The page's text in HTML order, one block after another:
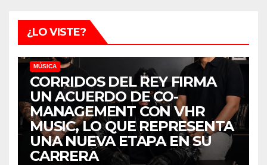
¿LO VISTE?
MÚSICA
CORRIDOS DEL REY FIRMA
UN ACUERDO DE CO-
MANAGEMENT CON VHR
MUSIC, LO QUE REPRESENTA
UNA NUEVA ETAPA EN SU
CARRERA